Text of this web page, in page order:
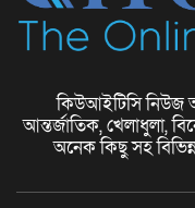
কিউআইটিসি নিউজ
আন্তর্জাতিক, খেলাধুলা,
অনেক কিছু সহ